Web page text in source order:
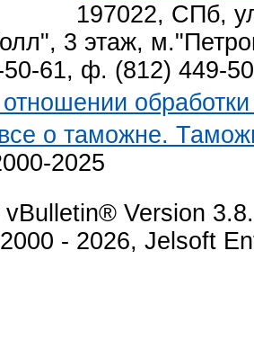
197022, СПб,
3 этаж,
50-61, ф. (812) 449-
о таможне.
2025
vBulletin® Version
- 2026, Jelsoft